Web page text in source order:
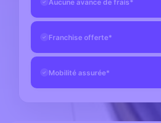
✓ Aucune avance de frais*
✓ Franchise offerte*
✓ Mobilité assurée*